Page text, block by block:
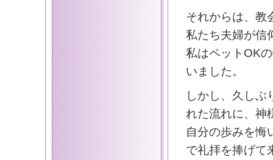
それからは、教
私たち夫婦が信
私はペットOK
いました。
しかし、久しぶ
れた流れに、神
自分の歩みを悔
で礼拝を捧げて